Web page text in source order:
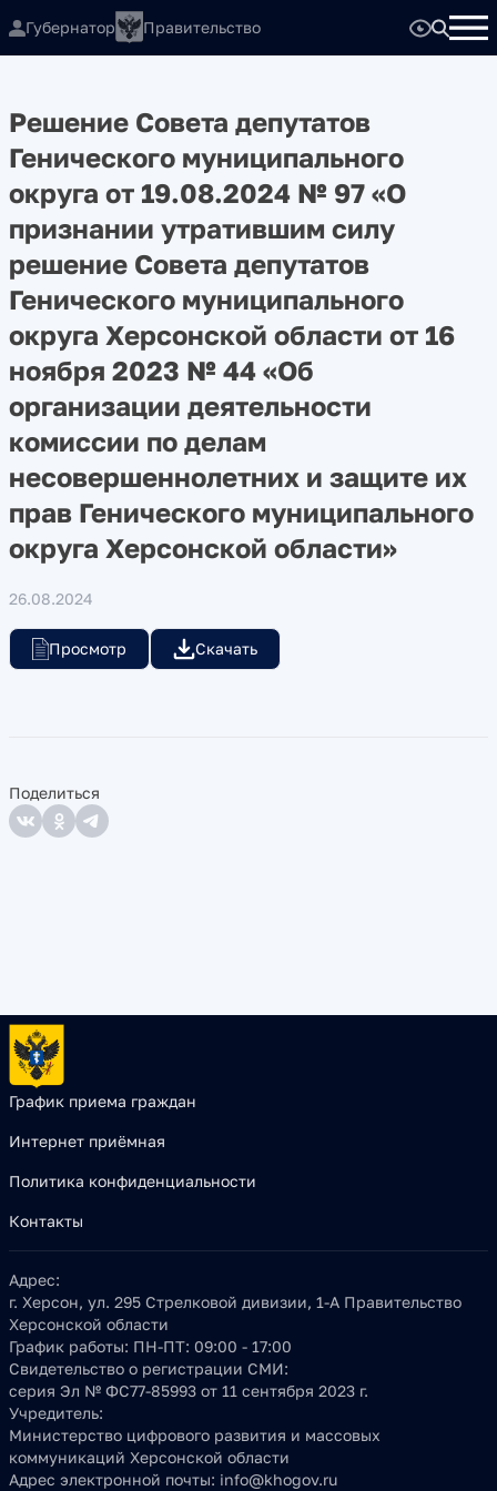
Губернатор Правительство
Решение Совета депутатов
Генического муниципального
округа от 19.08.2024 № 97 «О
признании утратившим силу
решение Совета депутатов
Генического муниципального
округа Херсонской области от 16
ноября 2023 № 44 «Об
организации деятельности
комиссии по делам
несовершеннолетних и защите их
прав Генического муниципального
округа Херсонской области»
26.08.2024
Просмотр Скачать
Поделиться
График приема граждан
Интернет приёмная
Политика конфиденциальности
Контакты
Адрес:
г. Херсон, ул. 295 Стрелковой дивизии, 1-А Правительство
Херсонской области
График работы: ПН-ПТ: 09:00 - 17:00
Свидетельство о регистрации СМИ:
серия Эл № ФС77-85993 от 11 сентября 2023 г.
Учредитель:
Министерство цифрового развития и массовых
коммуникаций Херсонской области
Адрес электронной почты: info@khogov.ru